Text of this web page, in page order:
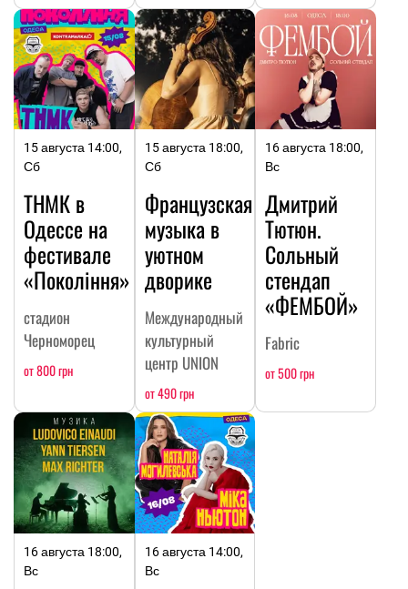
15 августа 14:00,
Сб
ТНМК в
Одессе на
фестивале
«Покоління»
стадион
Черноморец
от 800 грн
15 августа 18:00,
Сб
Французская
музыка в
уютном
дворике
Международный
культурный
центр UNION
от 490 грн
16 августа 18:00,
Вс
Дмитрий
Тютюн.
Сольный
стендап
«ФЕМБОЙ»
Fabric
от 500 грн
16 августа 18:00,
Вс
16 августа 14:00,
Вс